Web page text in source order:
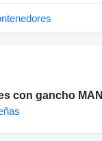
con gancho MAN